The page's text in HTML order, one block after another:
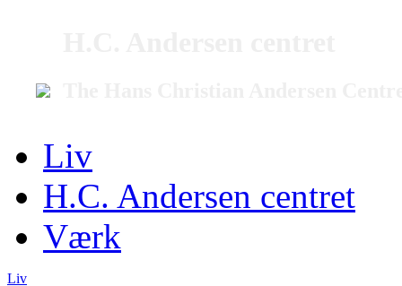
Liv
H.C. Andersen centret
Værk
Liv